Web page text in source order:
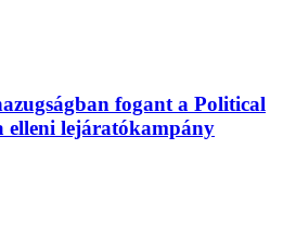
fogant a Political
elleni lejáratókampány